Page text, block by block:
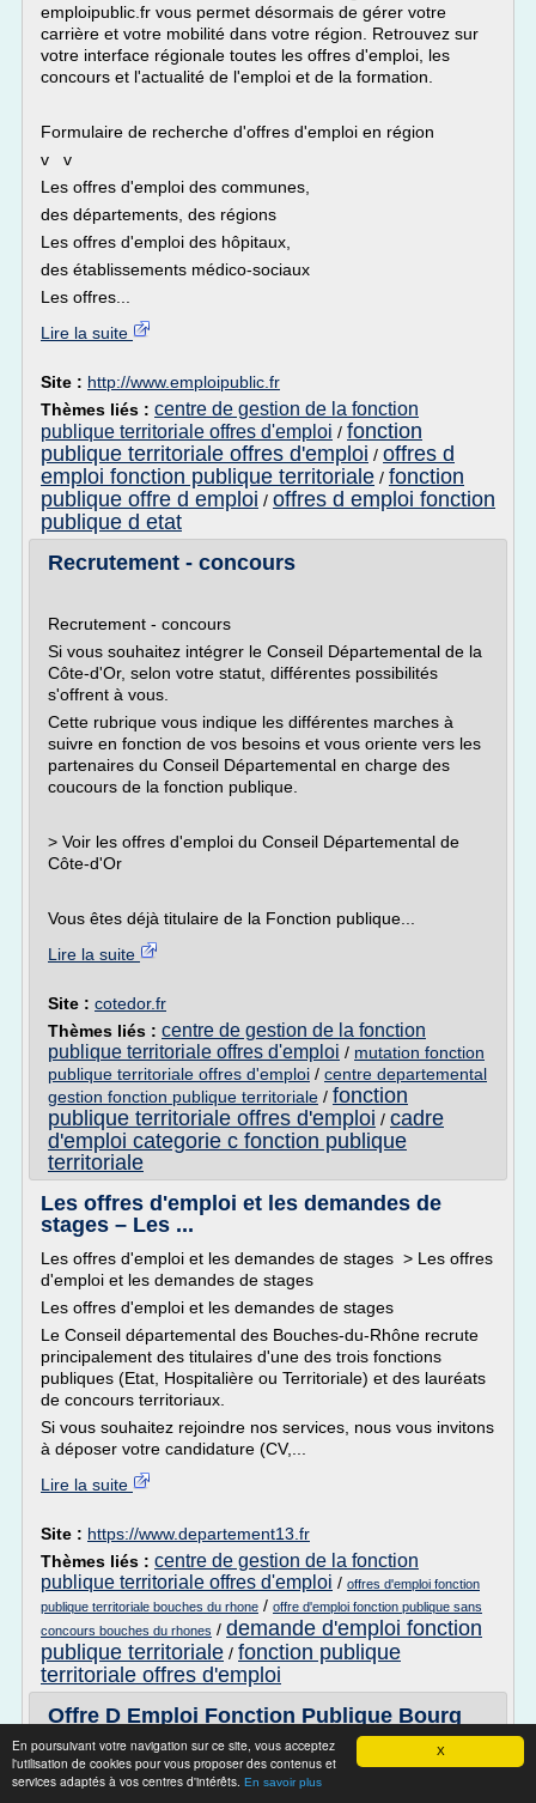
X
En poursuivant votre navigation sur ce site, vous acceptez
l'utilisation de cookies pour vous proposer des contenus et
services adaptés à vos centres d'intérêts. En savoir plus
emploipublic.fr vous permet désormais de gérer votre
carrière et votre mobilité dans votre région. Retrouvez sur
votre interface régionale toutes les offres d'emploi, les
concours et l'actualité de l'emploi et de la formation.
Formulaire de recherche d'offres d'emploi en région
v v
Les offres d'emploi des communes,
des départements, des régions
Les offres d'emploi des hôpitaux,
des établissements médico-sociaux
Les offres...
Lire la suite
Site : http://www.emploipublic.fr
Thèmes liés : centre de gestion de la fonction
publique territoriale offres d'emploi / fonction
publique territoriale offres d'emploi / offres d
emploi fonction publique territoriale / fonction
publique offre d emploi / offres d emploi fonction
publique d etat
Recrutement - concours
Recrutement - concours
Si vous souhaitez intégrer le Conseil Départemental de la
Côte-d'Or, selon votre statut, différentes possibilités
s'offrent à vous.
Cette rubrique vous indique les différentes marches à
suivre en fonction de vos besoins et vous oriente vers les
partenaires du Conseil Départemental en charge des
coucours de la fonction publique.
> Voir les offres d'emploi du Conseil Départemental de
Côte-d'Or
Vous êtes déjà titulaire de la Fonction publique...
Lire la suite
Site : cotedor.fr
Thèmes liés : centre de gestion de la fonction
publique territoriale offres d'emploi / mutation fonction
publique territoriale offres d'emploi / centre departemental
gestion fonction publique territoriale / fonction
publique territoriale offres d'emploi / cadre
d'emploi categorie c fonction publique
territoriale
Les offres d'emploi et les demandes de
stages – Les ...
Les offres d'emploi et les demandes de stages > Les offres
d'emploi et les demandes de stages
Les offres d'emploi et les demandes de stages
Le Conseil départemental des Bouches-du-Rhône recrute
principalement des titulaires d'une des trois fonctions
publiques (Etat, Hospitalière ou Territoriale) et des lauréats
de concours territoriaux.
Si vous souhaitez rejoindre nos services, nous vous invitons
à déposer votre candidature (CV,...
Lire la suite
Site : https://www.departement13.fr
Thèmes liés : centre de gestion de la fonction
publique territoriale offres d'emploi / offres d'emploi fonction
publique territoriale bouches du rhone / offre d'emploi fonction publique sans
concours bouches du rhones / demande d'emploi fonction
publique territoriale / fonction publique
territoriale offres d'emploi
Offre D Emploi Fonction Publique Bourg
En Bresse
offre d emploi fonction publique bourg en bresse